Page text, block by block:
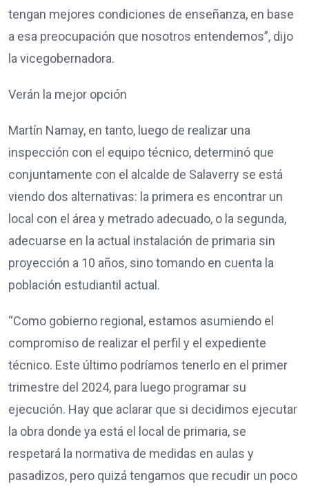
tengan mejores condiciones de enseñanza, en base
a esa preocupación que nosotros entendemos”, dijo
la vicegobernadora.
Verán la mejor opción
Martín Namay, en tanto, luego de realizar una
inspección con el equipo técnico, determinó que
conjuntamente con el alcalde de Salaverry se está
viendo dos alternativas: la primera es encontrar un
local con el área y metrado adecuado, o la segunda,
adecuarse en la actual instalación de primaria sin
proyección a 10 años, sino tomando en cuenta la
población estudiantil actual.
“Como gobierno regional, estamos asumiendo el
compromiso de realizar el perfil y el expediente
técnico. Este último podríamos tenerlo en el primer
trimestre del 2024, para luego programar su
ejecución. Hay que aclarar que si decidimos ejecutar
la obra donde ya está el local de primaria, se
respetará la normativa de medidas en aulas y
pasadizos, pero quizá tengamos que recudir un poco